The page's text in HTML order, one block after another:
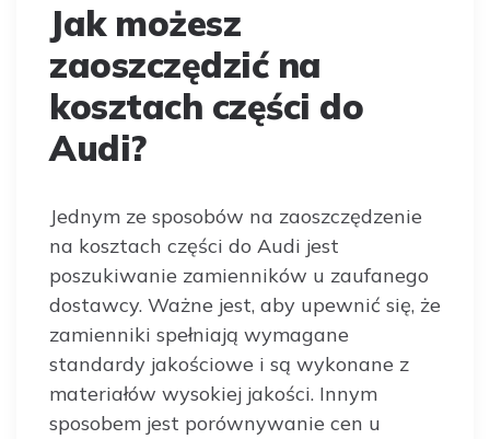
Jak możesz
zaoszczędzić na
kosztach części do
Audi?
Jednym ze sposobów na zaoszczędzenie
na kosztach części do Audi jest
poszukiwanie zamienników u zaufanego
dostawcy. Ważne jest, aby upewnić się, że
zamienniki spełniają wymagane
standardy jakościowe i są wykonane z
materiałów wysokiej jakości. Innym
sposobem jest porównywanie cen u